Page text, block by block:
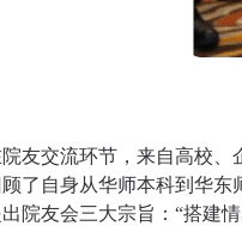
友交流环节，来自高校、
了自身从华师本科到华
院友会三大宗旨：“搭建